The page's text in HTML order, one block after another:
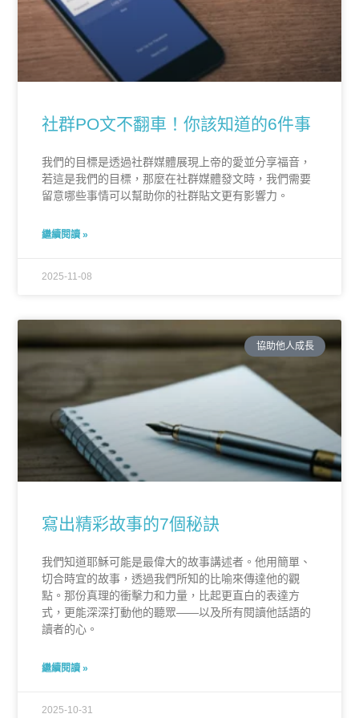
社群PO文不翻車！你該知道的6件事
我們的目標是透過社群媒體展現上帝的愛並分享福音，
若這是我們的目標，那麼在社群媒體發文時，我們需要
留意哪些事情可以幫助你的社群貼文更有影響力。
繼續閱讀 »
2025-11-08
協助他人成長
寫出精彩故事的7個秘訣
我們知道耶穌可能是最偉大的故事講述者。他用簡單、
切合時宜的故事，透過我們所知的比喻來傳達他的觀
點。那份真理的衝擊力和力量，比起更直白的表達方
式，更能深深打動他的聽眾——以及所有閱讀他話語的
讀者的心。
繼續閱讀 »
2025-10-31